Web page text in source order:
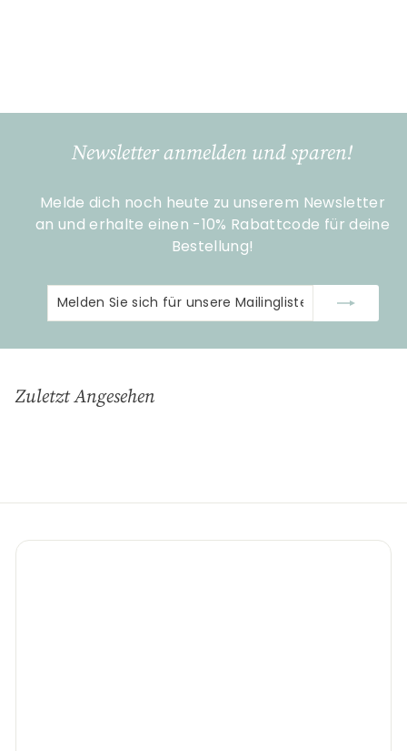
,
Newsletter anmelden und sparen!
Melde dich noch heute zu unserem Newsletter
an und erhalte einen -10% Rabattcode für deine
Bestellung!
Melden
Sie
für
Abonnieren
Zuletzt Angesehen